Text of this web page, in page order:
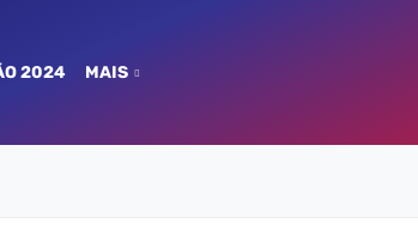
2024 MAIS